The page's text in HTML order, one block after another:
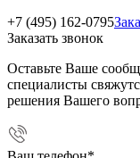
+7 (495) 162-0795
Заказать звонок
Оставьте Ваше
специалисты
решения Вашего